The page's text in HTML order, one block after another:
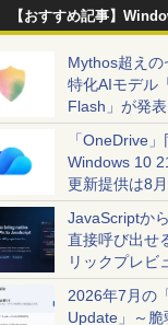
【おすすめ記事】
Mythos超えの
特化AIモデル
Flash」が発表
「OneDrive」
Windows 10
更新提供は8
JavaScriptか
直接呼び出せ
リックプレビ
2026年7月の
Update」～